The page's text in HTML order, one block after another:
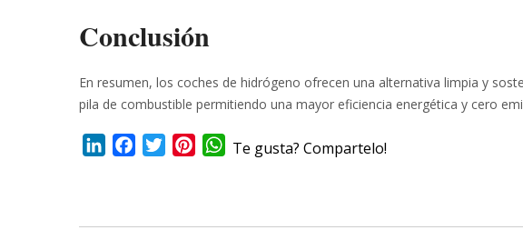
Conclusión
En resumen, los coches de hidrógeno ofrecen una alternativa limpia y
pila de combustible permitiendo una mayor eficiencia energética y cero
LinkedInFacebookTwitterPinterestWhatsApp
Te gusta? Compartelo!